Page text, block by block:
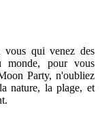
vous qui venez des
monde, pour vous
Party, n'oubliez
nature, la plage, et